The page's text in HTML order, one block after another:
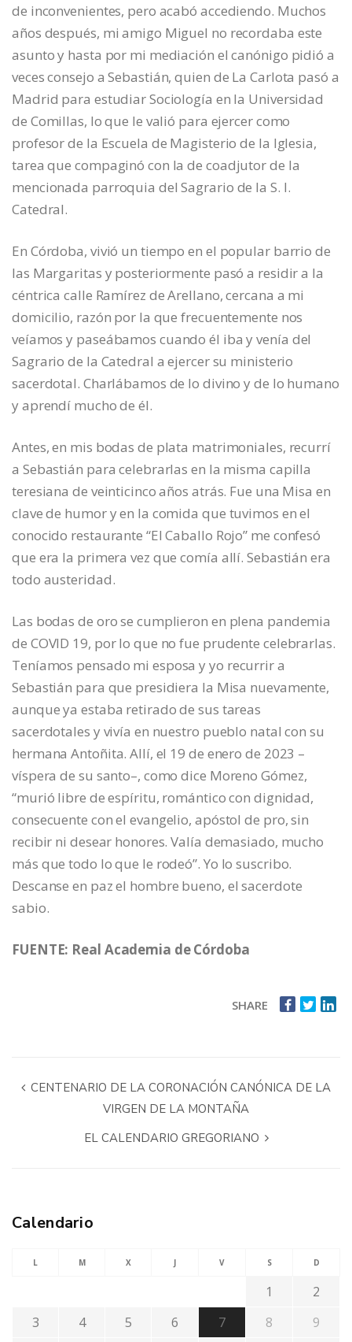
de inconvenientes, pero acabó accediendo. Muchos
años después, mi amigo Miguel no recordaba este
asunto y hasta por mi mediación el canónigo pidió a
veces consejo a Sebastián, quien de La Carlota pasó a
Madrid para estudiar Sociología en la Universidad
de Comillas, lo que le valió para ejercer como
profesor de la Escuela de Magisterio de la Iglesia,
tarea que compaginó con la de coadjutor de la
mencionada parroquia del Sagrario de la S. I.
Catedral.
En Córdoba, vivió un tiempo en el popular barrio de
las Margaritas y posteriormente pasó a residir a la
céntrica calle Ramírez de Arellano, cercana a mi
domicilio, razón por la que frecuentemente nos
veíamos y paseábamos cuando él iba y venía del
Sagrario de la Catedral a ejercer su ministerio
sacerdotal. Charlábamos de lo divino y de lo humano
y aprendí mucho de él.
Antes, en mis bodas de plata matrimoniales, recurrí
a Sebastián para celebrarlas en la misma capilla
teresiana de veinticinco años atrás. Fue una Misa en
clave de humor y en la comida que tuvimos en el
conocido restaurante “El Caballo Rojo” me confesó
que era la primera vez que comía allí. Sebastián era
todo austeridad.
Las bodas de oro se cumplieron en plena pandemia
de COVID 19, por lo que no fue prudente celebrarlas.
Teníamos pensado mi esposa y yo recurrir a
Sebastián para que presidiera la Misa nuevamente,
aunque ya estaba retirado de sus tareas
sacerdotales y vivía en nuestro pueblo natal con su
hermana Antoñita. Allí, el 19 de enero de 2023 –
víspera de su santo–, como dice Moreno Gómez,
“murió libre de espíritu, romántico con dignidad,
consecuente con el evangelio, apóstol de pro, sin
recibir ni desear honores. Valía demasiado, mucho
más que todo lo que le rodeó”. Yo lo suscribo.
Descanse en paz el hombre bueno, el sacerdote
sabio.
FUENTE: Real Academia de Córdoba
SHARE
CENTENARIO DE LA CORONACIÓN CANÓNICA DE LA
VIRGEN DE LA MONTAÑA
EL CALENDARIO GREGORIANO
Calendario
L M X J V S D
1
2
3
4 5 6 7 8 9